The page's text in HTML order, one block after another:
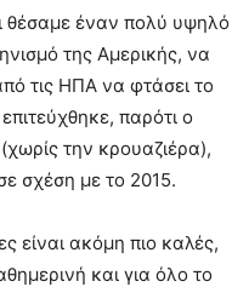
θέσαμε έναν πολύ υψηλό
της Αμερικής, να
τις ΗΠΑ να φτάσει το
παρότι ο
(χωρίς την κρουαζιέρα),
σχέση με το 2015.
είναι ακόμη πιο καλές,
και για όλο το